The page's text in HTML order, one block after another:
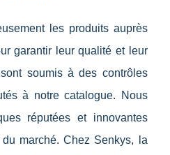
les produits auprès
garantir leur qualité et leur
soumis à des contrôles
à notre catalogue. Nous
réputées et innovantes
marché. Chez Senkys, la